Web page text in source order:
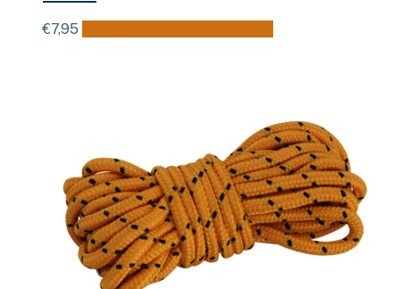
€7,95